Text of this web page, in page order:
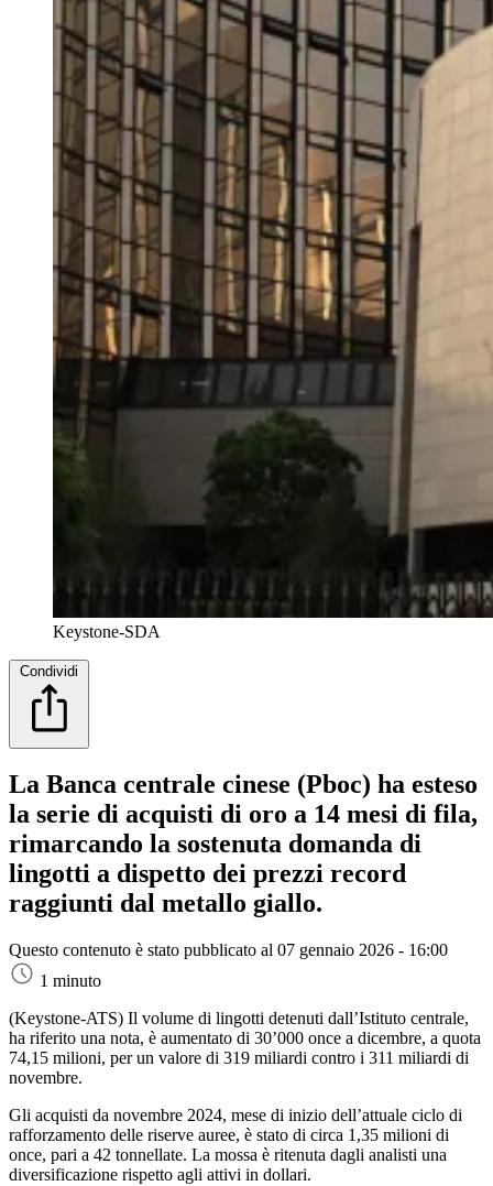
Keystone-SDA
Condividi
La Banca centrale cinese (Pboc) ha esteso
la serie di acquisti di oro a 14 mesi di fila,
rimarcando la sostenuta domanda di
lingotti a dispetto dei prezzi record
raggiunti dal metallo giallo.
Questo contenuto è stato pubblicato al 07 gennaio 2026 - 16:00
1 minuto
(Keystone-ATS) Il volume di lingotti detenuti dall’Istituto centrale,
ha riferito una nota, è aumentato di 30’000 once a dicembre, a quota
74,15 milioni, per un valore di 319 miliardi contro i 311 miliardi di
novembre.
Gli acquisti da novembre 2024, mese di inizio dell’attuale ciclo di
rafforzamento delle riserve auree, è stato di circa 1,35 milioni di
once, pari a 42 tonnellate. La mossa è ritenuta dagli analisti una
diversificazione rispetto agli attivi in dollari.